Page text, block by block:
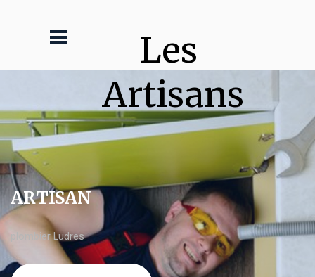
Les
Artisans
ARTISAN
plombier Ludres